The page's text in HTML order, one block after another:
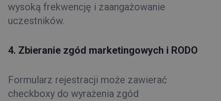
wysoką frekwencję i zaangażowanie
uczestników.
4. Zbieranie zgód marketingowych i RODO
Formularz rejestracji może zawierać
checkboxy do wyrażenia zgód